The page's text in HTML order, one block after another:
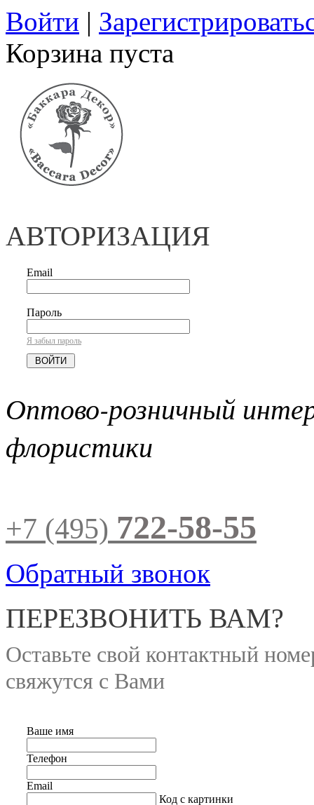
Войти |
Корзина пуста
АВТОРИЗАЦИЯ
Email
Пароль
Я забыл пароль
Оптово-розничный
флористики
+7 (495) 722-58-55
Обратный звонок
ПЕРЕЗВОНИТЬ ВАМ?
Оставьте свой контактный
свяжутся с Вами
Ваше имя
Телефон
Email
Код с картинки